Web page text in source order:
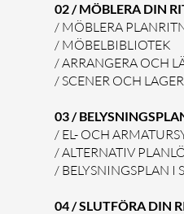
02 / MÖBLERA DIN
/ MÖBLERA
/ MÖBELBIBLIOTEK
/ ARRANGERA OCH
/ SCENER OCH LAGER
03 /
/ EL- OCH
/ ALTERNATIV
/ BELYSNINGSPLAN I
04 / SLUTFÖRA DIN